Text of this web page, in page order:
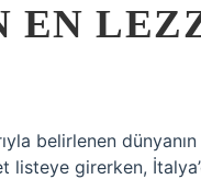
EN
belirlenen
listeye girerken,